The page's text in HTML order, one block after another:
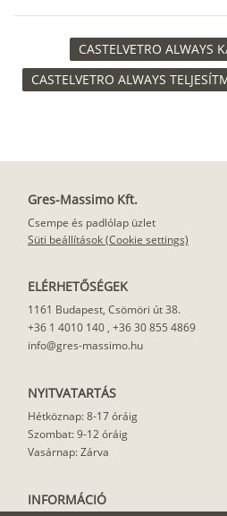
CASTELVETRO ALWAYS
CASTELVETRO ALWAYS
Gres-Massimo Kft.
Csempe és padlólap üzlet
Süti beállítások (Cookie settings)
ELÉRHETŐSÉGEK
1161 Budapest, Csömöri út 38.
+36 1 4010 140 , +36 30 855 4869
info@gres-massimo.hu
NYITVATARTÁS
Hétköznap: 8-17 óráig
Szombat: 9-12 óráig
Vasárnap: Zárva
INFORMÁCIÓ